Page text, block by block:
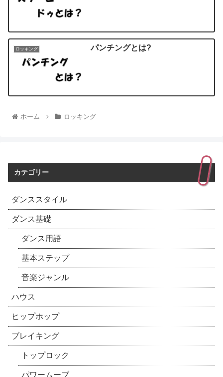
ロッキング パンチングとは?
ホーム ロッキング
カテゴリー
ダンススタイル
ダンス基礎
ダンス用語
基本ステップ
音楽ジャンル
ハウス
ヒップホップ
ブレイキング
トップロック
パワームーブ